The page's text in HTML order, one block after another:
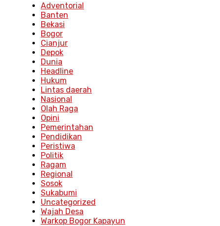
Adventorial
Banten
Bekasi
Bogor
Cianjur
Depok
Dunia
Headline
Hukum
Lintas daerah
Nasional
Olah Raga
Opini
Pemerintahan
Pendidikan
Peristiwa
Politik
Ragam
Regional
Sosok
Sukabumi
Uncategorized
Wajah Desa
Warkop Bogor Kapayun